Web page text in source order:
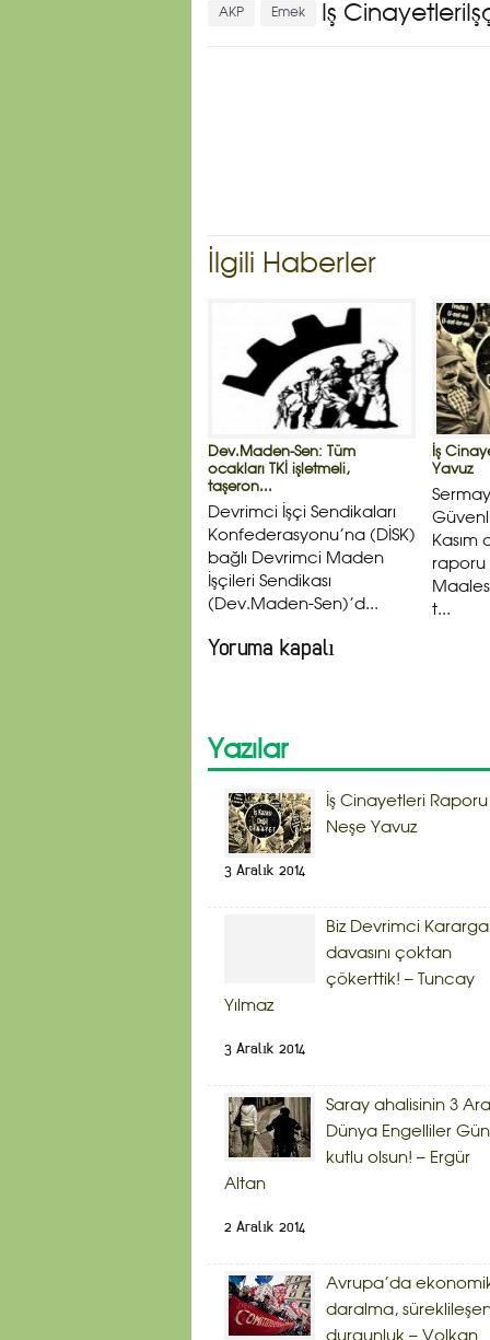
AKP Emek İş
İlgili Haberler
Dev.Maden-Sen: Tüm
ocakları TKİ işletmeli,
taşeron...
Devrimci İşçi Sendikaları
Konfederasyonu’na (DİSK)
bağlı Devrimci Maden
İşçileri Sendikası
(Dev.Maden-Sen)’d...
İş
Yavuz
Kasım
raporu
t...
Yoruma kapalı
Yazılar
İş Cinayetleri Raporu
Neşe Yavuz
3 Aralık 2014
Biz Devrimci
davasını çoktan
çökerttik! – Tuncay
Yılmaz
3 Aralık 2014
Saray ahalisinin 3
Dünya Engelliler
kutlu olsun! – Ergür
Altan
2 Aralık 2014
Avrupa’da
daralma,
durgunluk – Volkan